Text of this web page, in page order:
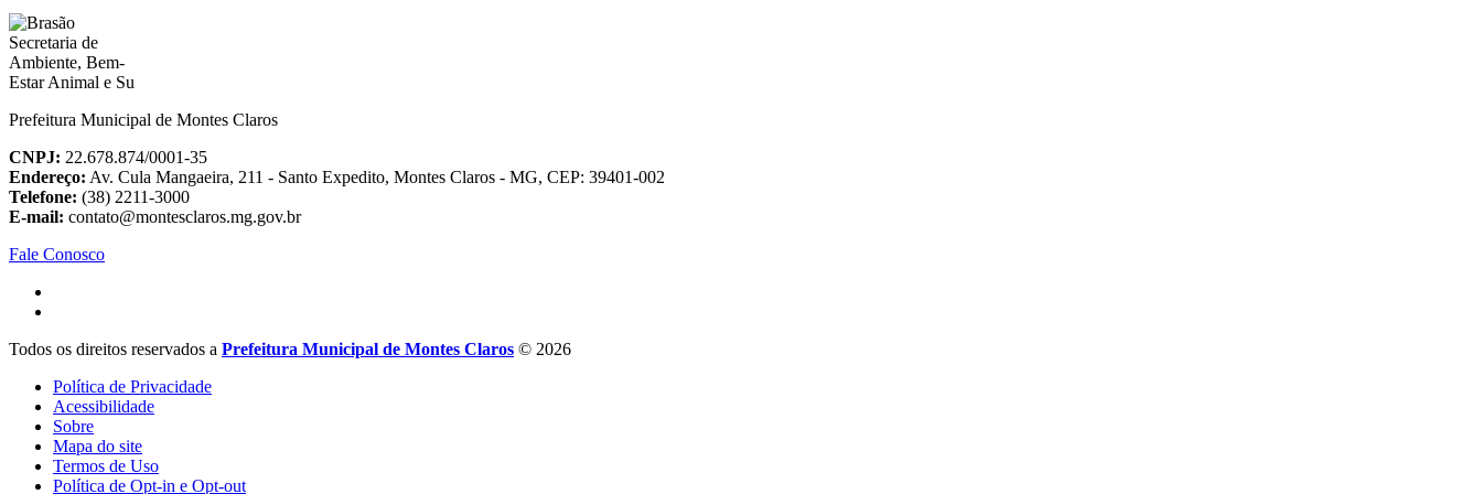
Prefeitura Municipal de Montes Claros
CNPJ: 22.678.874/0001-35
Endereço: Av. Cula Mangaeira, 211 - Santo Expedito, Montes Claros - MG, CEP: 39401-002
Telefone: (38) 2211-3000
E-mail: contato@montesclaros.mg.gov.br
Fale Conosco
Todos os direitos reservados a Prefeitura Municipal de Montes Claros © 2026
Política de Privacidade
Acessibilidade
Sobre
Mapa do site
Termos de Uso
Política de Opt-in e Opt-out